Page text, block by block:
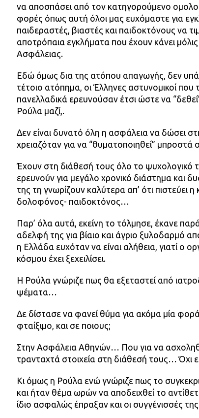
να αποσπάσει από τον κατηγορούμενο
φορές όπως αυτή όλοι μας ευχόμαστε για
παιδεραστές, βιαστές και παιδοκτόνους να
αποτρόπαια εγκλήματα που έχουν κάνει
Ασφάλειας.
Εδώ όμως δια της ατόπου απαγωγής, δεν
τέτοιο ατόπημα, οι Έλληνες αστυνομικοί
πανελλαδικά ερευνούσαν έτσι ώστε να
Ρούλα μαζί,.
Δεν είναι δυνατό όλη η ασφάλεια να δώσει
χρειαζόταν για να “θυματοποιηθεί” μπροστά
Έχουν στη διάθεσή τους όλο το ψυχολογικό
ερευνούν για μεγάλο χρονικό διάστημα και
της τη γνωρίζουν καλύτερα απ’ ότι πιστεύει
δολοφόνος- παιδοκτόνος…
Παρ’ όλα αυτά, εκείνη το τόλμησε, έκανε
αδελφή της για βίαιο και άγριο ξυλοδαρμό
η Ελλάδα ευχόταν να είναι αλήθεια, γιατί ο
κόσμου έχει ξεχειλίσει.
Η Ρούλα γνώριζε πως θα εξεταστεί από
ψέματα…
Δε δίστασε να φανεί θύμα για ακόμα μία
φταίξιμο, και σε ποιους;
Στην Ασφάλεια Αθηνών… Που για να
τρανταχτά στοιχεία στη διάθεσή τους… Όχι
Κι όμως η Ρούλα ενώ γνώριζε πως το
και ήταν θέμα ωρών να αποδειχθεί το
ίδιο ασφαλώς έπραξαν και οι συγγένισσές